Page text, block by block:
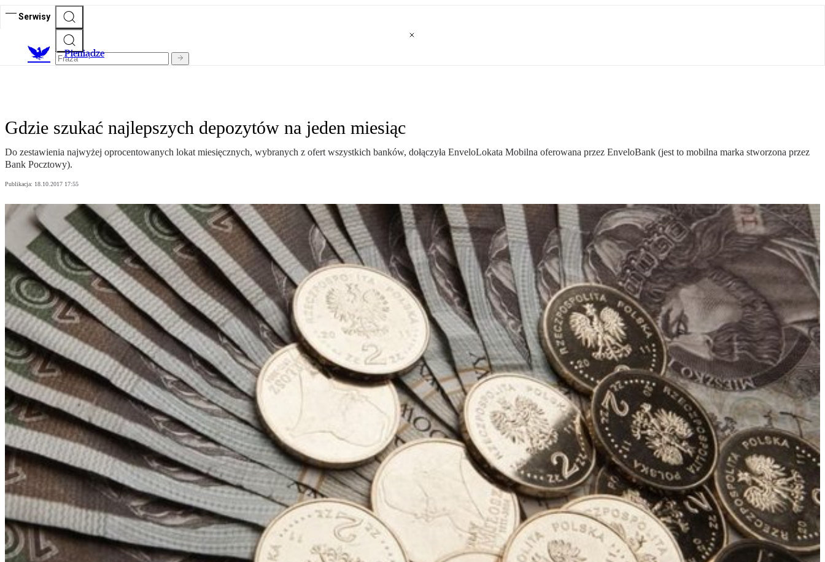
Serwisy
Pieniądze
Gdzie szukać najlepszych depozytów na jeden miesiąc
Do zestawienia najwyżej oprocentowanych lokat miesięcznych, wybranych z ofert wszystkich banków, dołączyła EnveloLokata Mobilna oferowana przez EnveloBank (jest to mobilna marka stworzona przez
Bank Pocztowy).
Publikacja: 18.10.2017 17:55